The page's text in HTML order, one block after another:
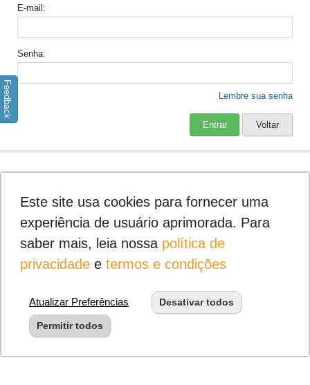
E-mail
Senha
Lembre sua senha
Entrar Voltar
Feedback
Este site usa cookies para fornecer uma
experiência de usuário aprimorada. Para
saber mais, leia nossa política de
privacidadee termos e condições
Atualizar Preferências Desativar todos
Permitir todos